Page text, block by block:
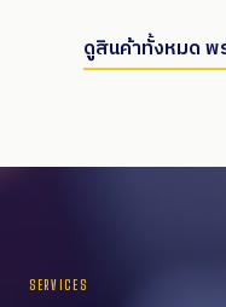
ดูสินค้าทั้งหมด
SERVICES